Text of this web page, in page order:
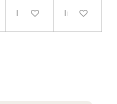
In winkelwagenIn